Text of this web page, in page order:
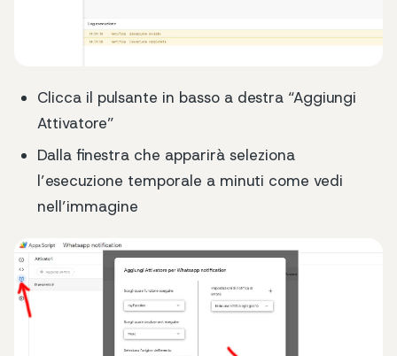
Clicca il pulsante in basso a destra “Aggiungi
Attivatore”
Dalla finestra che apparirà seleziona
l’esecuzione temporale a minuti come vedi
nell’immagine